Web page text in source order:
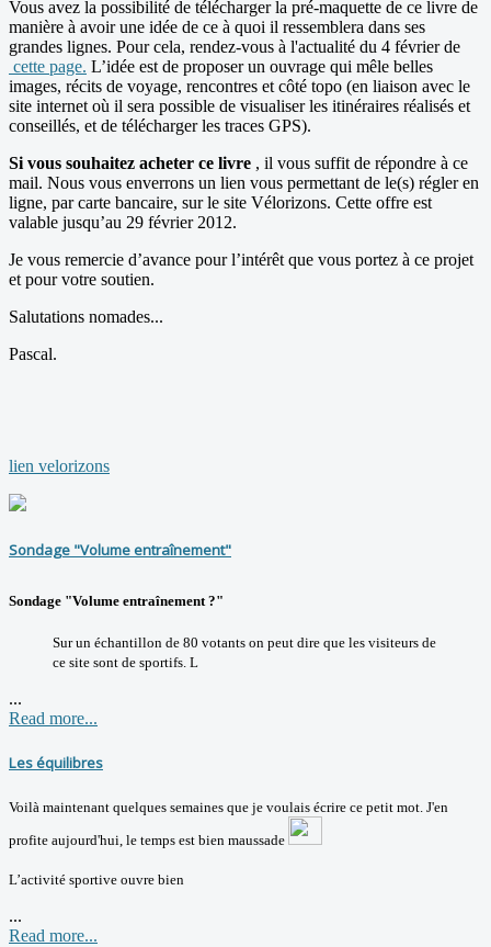
Vous avez la possibilité de télécharger la pré-maquette de ce livre de
manière à avoir une idée de ce à quoi il ressemblera dans ses
grandes lignes. Pour cela, rendez-vous à l'actualité du 4 février de
cette page. L’idée est de proposer un ouvrage qui mêle belles
images, récits de voyage, rencontres et côté topo (en liaison avec le
site internet où il sera possible de visualiser les itinéraires réalisés et
conseillés, et de télécharger les traces GPS).
Si vous souhaitez acheter ce livre , il vous suffit de répondre à ce
mail. Nous vous enverrons un lien vous permettant de le(s) régler en
ligne, par carte bancaire, sur le site Vélorizons. Cette offre est
valable jusqu’au 29 février 2012.
Je vous remercie d’avance pour l’intérêt que vous portez à ce projet
et pour votre soutien.
Salutations nomades...
Pascal.
lien velorizons
Sondage "Volume entraînement"
Sondage "Volume entraînement ?"
Sur un échantillon de 80 votants on peut dire que les visiteurs de
ce site sont de sportifs. L
...
Read more...
Les équilibres
Voilà maintenant quelques semaines que je voulais écrire ce petit mot. J'en
profite aujourd'hui, le temps est bien maussade
L’activité sportive ouvre bien
...
Read more...